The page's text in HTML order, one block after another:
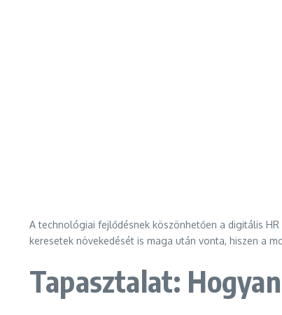
A technológiai fejlődésnek köszönhetően a digitális
keresetek növekedését is maga után vonta, hiszen a
Tapasztalat: